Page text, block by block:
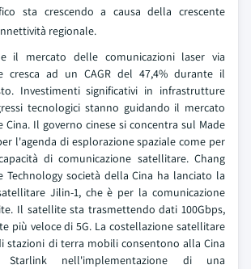
sta crescendo a causa della crescente
regionale.
il mercato delle comunicazioni laser via
cresca ad un CAGR del 47,4% durante il
Investimenti significativi in infrastrutture
tecnologici stanno guidando il mercato
Cina. Il governo cinese si concentra sul Made
l'agenda di esplorazione spaziale come per
di comunicazione satellitare. Chang
Technology società della Cina ha lanciato la
Jilin-1, che è per la comunicazione
Il satellite sta trasmettendo dati 100Gbps,
più veloce di 5G. La costellazione satellitare
stazioni di terra mobili consentono alla Cina
nell'implementazione di una